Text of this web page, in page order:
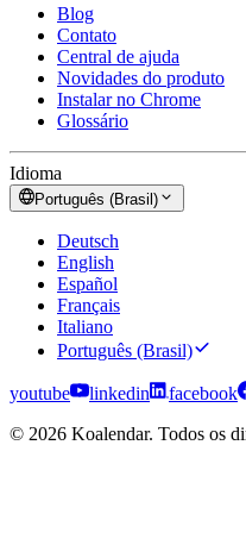
Blog
Contato
Central de ajuda
Novidades do produto
Instalar no Chrome
Glossário
Idioma
Português (Brasil)
Deutsch
English
Español
Français
Italiano
Português (Brasil)
youtube linkedin facebook
© 2026 Koalendar. Todos os